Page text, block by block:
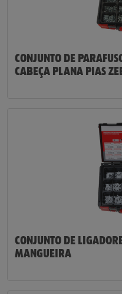
CONJUNTO DE
CABEÇA PLANA PIAS
CONJUNTO DE
MANGUEIRA